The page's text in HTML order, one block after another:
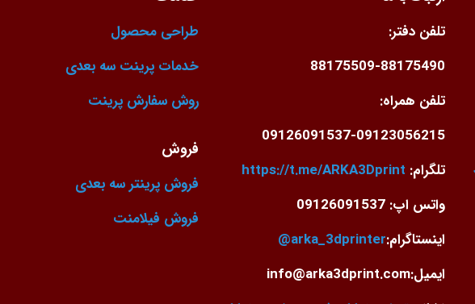
تلفن دفتر:
88175509-88175490
تلفن همراه:
09126091537-09123056215
تلگرام: https://t.me/ARKA3Dprint
واتس اپ: 09126091537
اینستاگرام:arka_3dprinter@
ایمیل:info@arka3dprint.com
طراحی محصول
خدمات پرینت سه بعدی
روش سفارش پرینت
فروش
فروش پرینتر سه بعدی
فروش فیلامنت